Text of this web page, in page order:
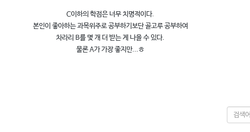
C이하의 학점은 너무 치명적이다.
본인이 좋아하는 과목위주로 공부하기보단 골고루 공부하여
차라리 B를 몇 개 더 받는 게 나을 수 있다.
물론 A가 가장 좋지만...ㅎ